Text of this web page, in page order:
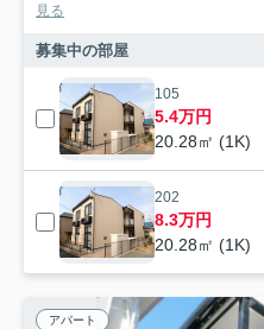
見る
募集中の部屋
105
5.4万円
20.28㎡ (1K)
202
8.3万円
20.28㎡ (1K)
アパート